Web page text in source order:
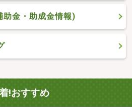
助金・助成金情報)
!おすすめ